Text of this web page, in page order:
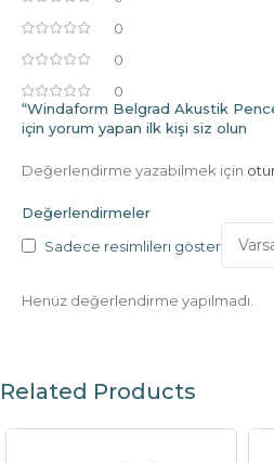
0
0
0
Değerlendirmeler
Sadece resimlileri göster
Henüz değerlendirme yapılmadı.
“Windaform Belgrad Akustik
için yorum yapan ilk kişi siz olun
Değerlendirme yazabilmek için
Related Products